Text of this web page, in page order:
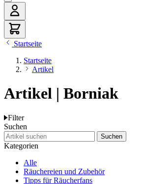
Startseite
Startseite
Artikel
Artikel | Borniak
Filter
Suchen
Artikel suchen
Suchen
Kategorien
Alle
Räuchereien und Zubehör
Tipps für Räucherfans